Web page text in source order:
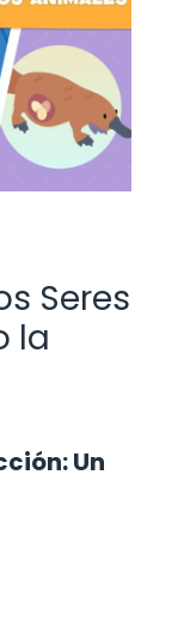
Seres
la
Un